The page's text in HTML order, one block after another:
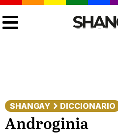
SHANGAY DICCIONARIO
Androginia